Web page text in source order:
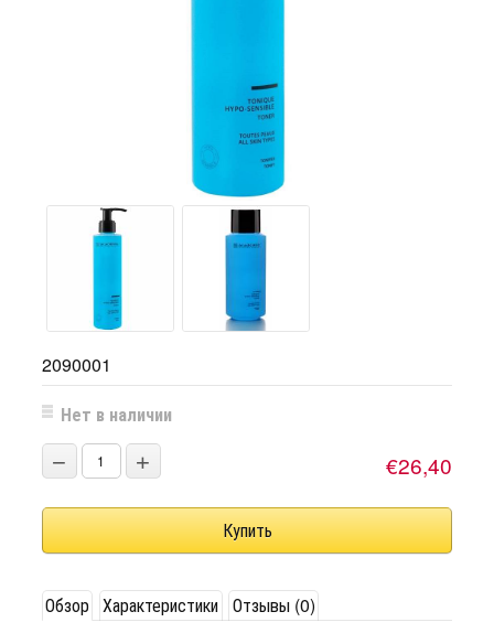
2090001
Нет в наличии
− + €26,40
Обзор Характеристики Отзывы (0)